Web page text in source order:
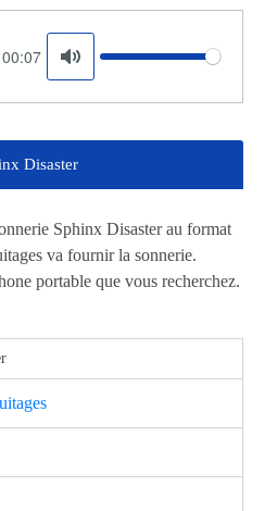
00:07
Mute
Volume
Disaster
Sphinx Disaster au format
va fournir la sonnerie.
portable que vous recherchez.